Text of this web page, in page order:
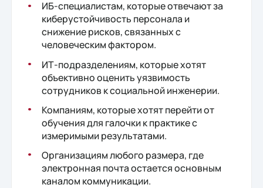
ИБ-специалистам, которые отвечают за
киберустойчивость персонала и
снижение рисков, связанных с
человеческим фактором.
ИТ-подразделениям, которые хотят
объективно оценить уязвимость
сотрудников к социальной инженерии.
Компаниям, которые хотят перейти от
обучения для галочки к практике с
измеримыми результатами.
Организациям любого размера, где
электронная почта остается основным
каналом коммуникации.